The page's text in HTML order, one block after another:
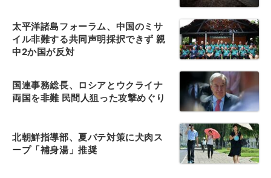
太平洋諸島フォーラム、中国のミサ
イル非難する共同声明採択できず 親
中2か国が反対
国連事務総長、ロシアとウクライナ
両国を非難 民間人狙った攻撃めぐり
北朝鮮指導部、夏バテ対策に犬肉ス
ープ「補身湯」推奨